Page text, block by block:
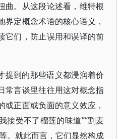
曲。从这段论述看，维特根
定概念术语的核心语义，
它们，防止误用和误译的前
提到的那些语义都浸润着价
常言谈里往往用这对概念指
正面或负面的意义效应，
接受不了榴莲的味道”“割麦
。就此而言，它们显然构成